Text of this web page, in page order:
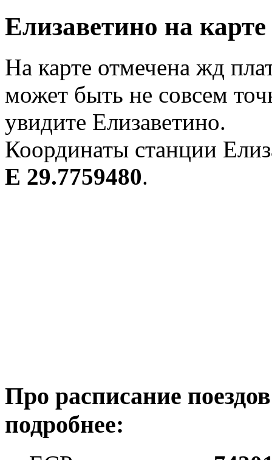
Елизаветино на
На карте отмечена жд
может быть не совсем
увидите Елизаветино.
Координаты станции
E 29.7759480.
Про расписание
подробнее: